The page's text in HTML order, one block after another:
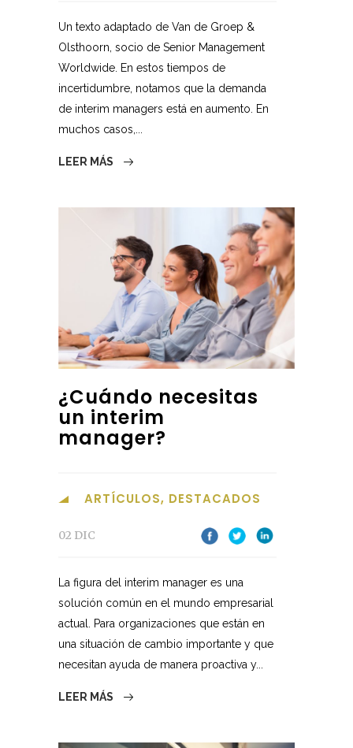
Un texto adaptado de Van de Groep &
Olsthoorn, socio de Senior Management
Worldwide. En estos tiempos de
incertidumbre, notamos que la demanda
de interim managers está en aumento. En
muchos casos,...
LEER MÁS
¿Cuándo necesitas
un interim
manager?
ARTÍCULOS, DESTACADOS
02 DIC
La figura del interim manager es una
solución común en el mundo empresarial
actual. Para organizaciones que están en
una situación de cambio importante y que
necesitan ayuda de manera proactiva y...
LEER MÁS